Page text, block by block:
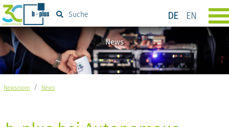
DE EN
Suche
News
Newsroom / News